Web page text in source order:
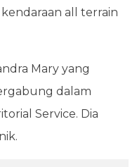
all terrain
Mary yang
dalam
Service. Dia